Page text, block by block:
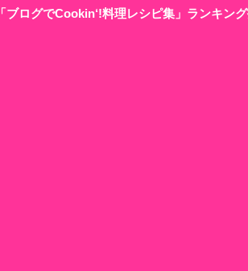
「ブログでCookin‘!料理レシピ集」ランキン